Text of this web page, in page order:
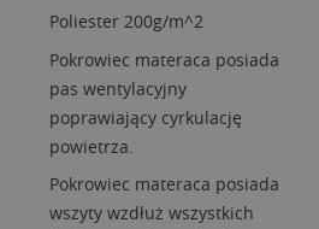
Poliester 200g/m^2
Pokrowiec materaca posiada
pas wentylacyjny
poprawiający cyrkulację
powietrza.
Pokrowiec materaca posiada
wszyty wzdłuż wszystkich